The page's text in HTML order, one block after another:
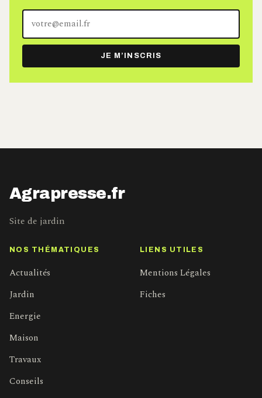
Votre
adresse
e-
mail
JE M’INSCRIS
Agrapresse.fr
Site de jardin
NOS THÉMATIQUES
Actualités
Jardin
Energie
Maison
Travaux
Conseils
LIENS UTILES
Mentions Légales
Fiches